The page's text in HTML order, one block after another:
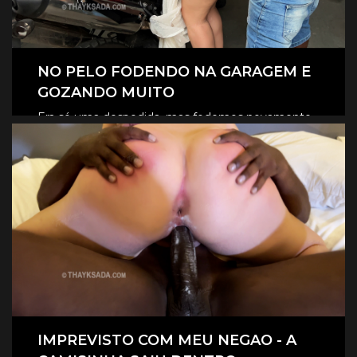
NO PELO FODENDO NA GARAGEM E
GOZANDO MUITO
Era só uma despedida, mas fodemos novamente
na garagem, e claro que foi no pelo, eles
revesaram gozar dentro de mim.
CLIQUE AQUI E ASSISTA
IMPREVISTO COM MEU NEGAO - A